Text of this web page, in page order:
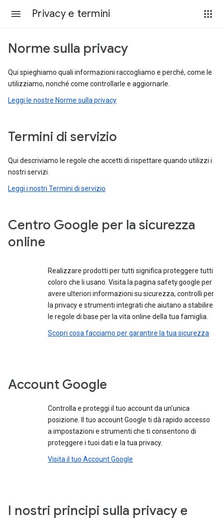
Privacy e termini
Norme sulla privacy
Qui spieghiamo quali informazioni raccogliamo e perché, come le
utilizziamo, nonché come controllarle e aggiornarle.
Leggi le nostre Norme sulla privacy
Termini di servizio
Qui descriviamo le regole che accetti di rispettare quando utilizzi i
nostri servizi.
Leggi i nostri Termini di servizio
Centro Google per la sicurezza
online
Realizzare prodotti per tutti significa proteggere tutti
coloro che li usano. Visita la pagina safety.google per
avere ulteriori informazioni su sicurezza, controlli per
la privacy e strumenti integrati che aiutano a stabilire
le regole di base per la vita online della tua famiglia.
Scopri cosa facciamo per garantire la tua sicurezza
Account Google
Controlla e proteggi il tuo account da un'unica
posizione. Il tuo account Google ti dà rapido accesso
a impostazioni e strumenti che ti consentono di
proteggere i tuoi dati e la tua privacy.
Visita il tuo Account Google
I nostri principi sulla privacy e